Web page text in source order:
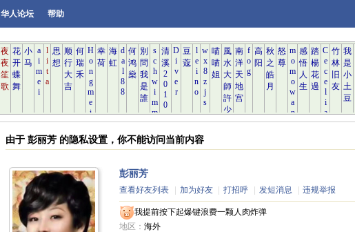
华人论坛 帮助
由于 彭丽芳 的隐私设置，你不能访问当前内容
彭丽芳
查看好友列表 加为好友 打招呼 发短消息 违规举报
我提前按下起爆键浪费一颗人肉炸弹
地区： 海外